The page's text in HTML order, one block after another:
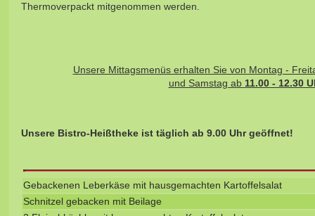
Thermoverpackt mitgenommen werden.
Unsere Mittagsmenüs erhalten Sie von Montag -
und Samstag ab 11.00 - 12.30
Unsere Bistro-Heißtheke ist täglich ab 9.00 Uhr geöffnet!
Gebackenen Leberkäse mit hausgemachten Kartoffelsalat
Schnitzel gebacken mit Beilage